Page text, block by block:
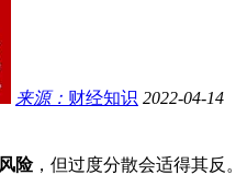
来源： 财经知识 2022-04-14
险，但过度分散会适得其反。